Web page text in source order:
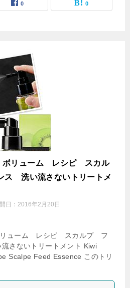
0 0
リューム レシピ スカル
ス 洗い流さないトリートメ
日： 2016年2月20日
ューム レシピ スカルプ フ
さないトリートメント Kiwi
Scalpe Feed Essence このトリ